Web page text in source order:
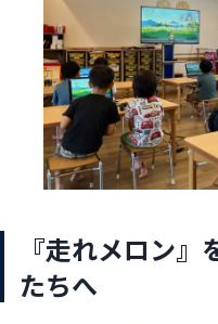
『走れメロン
たちへ